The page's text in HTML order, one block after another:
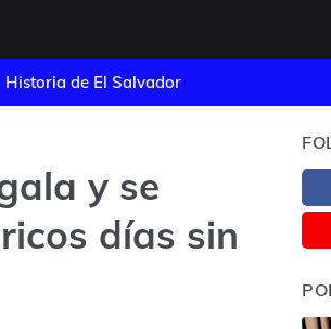
Historia de El Salvador
y se
días sin